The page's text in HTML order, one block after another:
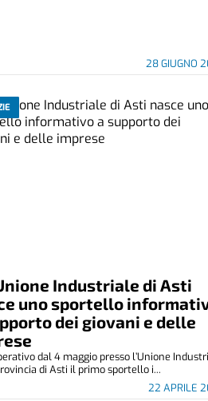
28 GIUGNO
Industriale di Asti
uno sportello
dei giovani e delle
22 APRILE
dal 4 maggio presso l’Unione
di Asti il primo sportello i...